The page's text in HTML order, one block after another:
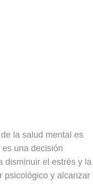
la salud mental es
una decisión
disminuir el estrés y la
psicológico y alcanzar